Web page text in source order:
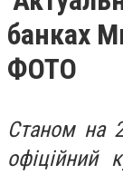
банках
ФОТО
Станом на
офіційний